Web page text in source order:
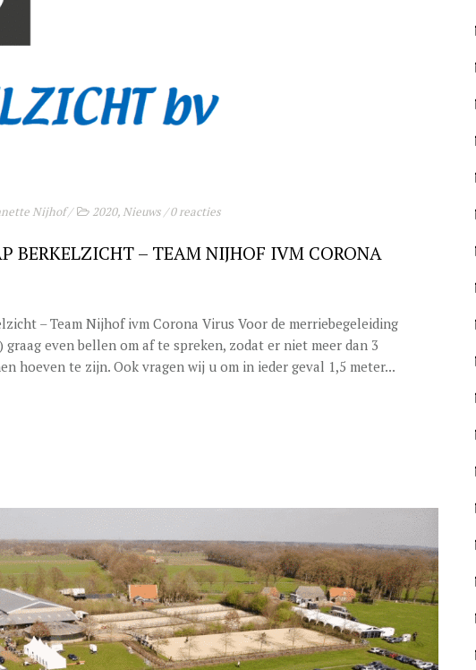
Nijhof/ 2020, Nieuws/0 reacties
BERKELZICHT – TEAM NIJHOF IVM CORONA
– Team Nijhof ivm Corona Virus Voor de merriebegeleiding
graag even bellen om af te spreken, zodat er niet meer dan 3
hoeven te zijn. Ook vragen wij u om in ieder geval 1,5 meter...